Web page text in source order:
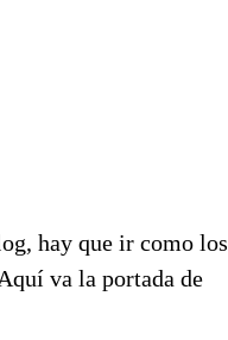
hay que ir como los
va la portada de